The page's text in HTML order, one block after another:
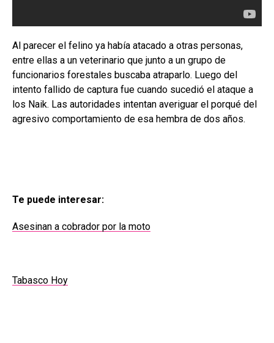
Al parecer el felino ya había atacado a otras personas,
entre ellas a un veterinario que junto a un grupo de
funcionarios forestales buscaba atraparlo. Luego del
intento fallido de captura fue cuando sucedió el ataque a
los Naik. Las autoridades intentan averiguar el porqué del
agresivo comportamiento de esa hembra de dos años.
Te puede interesar:
Asesinan a cobrador por la moto
Tabasco Hoy